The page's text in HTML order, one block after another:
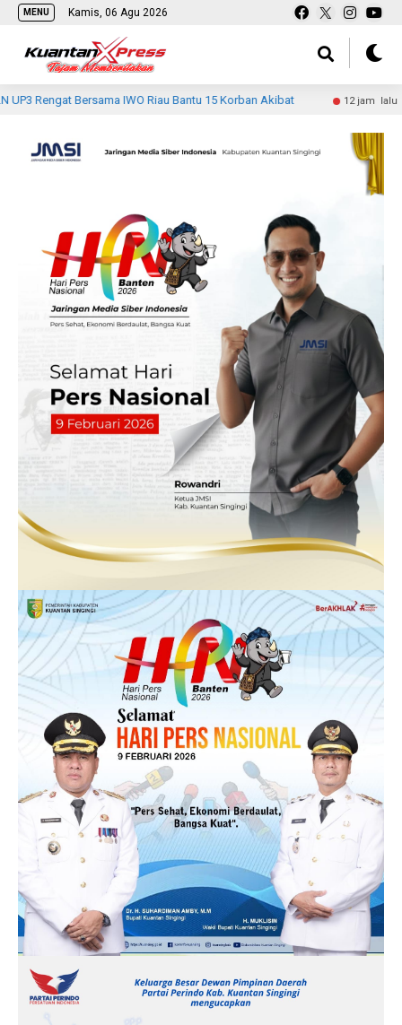
MENU Kamis, 06 Agu 2026
IWO Riau Bantu 15 Korban Akibat 12 jam lalu Rawan